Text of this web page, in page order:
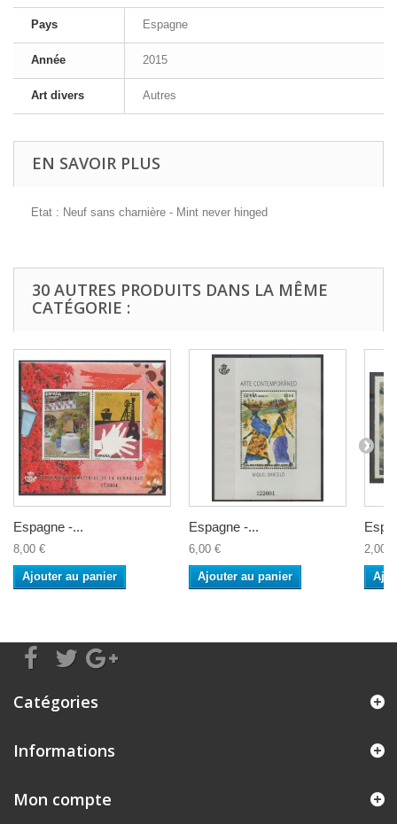
Pays Espagne
Année 2015
Art divers Autres
EN SAVOIR PLUS
Etat : Neuf sans charnière - Mint never hinged
30 AUTRES PRODUITS DANS LA MÊME
CATÉGORIE :
Espagne -...
8,00 €
Ajouter au panier
Espagne -...
6,00 €
Ajouter au panier
2,00 €
Catégories
Informations
Mon compte